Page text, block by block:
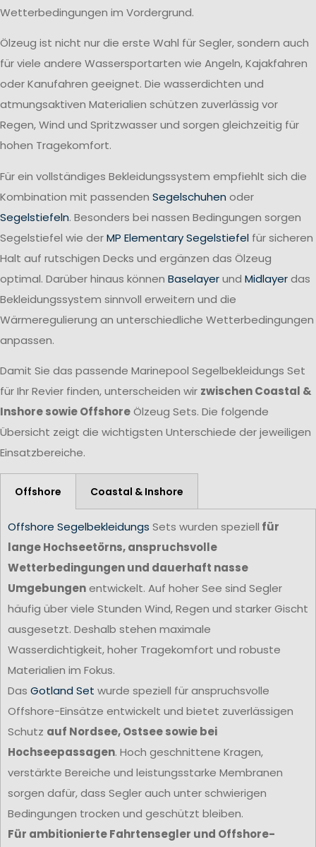
Wetterbedingungen im Vordergrund.
Ölzeug ist nicht nur die erste Wahl für Segler, sondern auch
für viele andere Wassersportarten wie Angeln, Kajakfahren
oder Kanufahren geeignet. Die wasserdichten und
atmungsaktiven Materialien schützen zuverlässig vor
Regen, Wind und Spritzwasser und sorgen gleichzeitig für
hohen Tragekomfort.
Für ein vollständiges Bekleidungssystem empfiehlt sich die
Kombination mit passenden Segelschuhen oder
Segelstiefeln. Besonders bei nassen Bedingungen sorgen
Segelstiefel wie derMP Elementary Segelstiefel für sicheren
Halt auf rutschigen Decks und ergänzen das Ölzeug
optimal. Darüber hinaus können Baselayerund Midlayerdas
Bekleidungssystem sinnvoll erweitern und die
Wärmeregulierung an unterschiedliche Wetterbedingungen
anpassen.
Damit Sie das passende Marinepool Segelbekleidungs Set
für Ihr Revier finden, unterscheiden wir zwischen Coastal &
Inshore sowie OffshoreÖlzeug Sets. Die folgende
Übersicht zeigt die wichtigsten Unterschiede der jeweiligen
Einsatzbereiche.
Offshore Coastal & Inshore
Offshore Segelbekleidungs Sets wurden speziell für
lange Hochseetörns, anspruchsvolle
Wetterbedingungen und dauerhaft nasse
Umgebungenentwickelt. Auf hoher See sind Segler
häufig über viele Stunden Wind, Regen und starker Gischt
ausgesetzt. Deshalb stehen maximale
Wasserdichtigkeit, hoher Tragekomfort und robuste
Materialien im Fokus.
Das Gotland Set wurde speziell für anspruchsvolle
Offshore-Einsätze entwickelt und bietet zuverlässigen
Schutz auf Nordsee, Ostsee sowie bei
Hochseepassagen. Hoch geschnittene Kragen,
verstärkte Bereiche und leistungsstarke Membranen
sorgen dafür, dass Segler auch unter schwierigen
Bedingungen trocken und geschützt bleiben.
Für ambitionierte Fahrtensegler und Offshore-